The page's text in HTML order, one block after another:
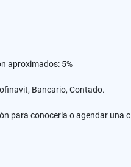
aproximados: 5%
Bancario, Contado.
para conocerla o agendar una